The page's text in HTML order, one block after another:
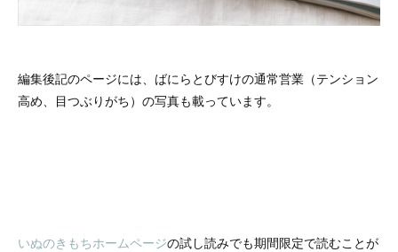
編集後記のページには、ばにらとびすけの通常営業（テンション
高め、目つぶりがち）の写真も載っています。
いぬのきもちホームページの試し読みでも期間限定で読むことが